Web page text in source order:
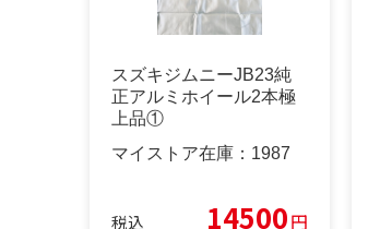
スズキジムニーJB23純
正アルミホイール2本極
上品①
マイストア在庫： 1987
税込 14500円